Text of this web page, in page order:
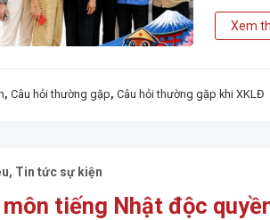
Xem
, Câu hỏi thường gặp, Câu hỏi thường gặp khi XKLĐ
, Tin tức sự kiện
tiếng Nhật độc